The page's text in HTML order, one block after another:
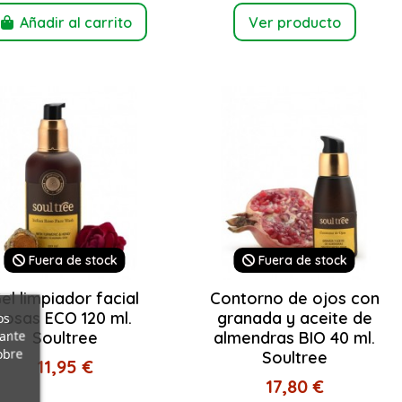
Añadir al carrito Ver producto
Fuera de stock
limpiador facial
ECO 120 ml.
Soultree
11,95 €
Fuera de stock
Contorno de ojos con
granada y aceite de
almendras BIO 40 ml.
Soultree
17,80 €